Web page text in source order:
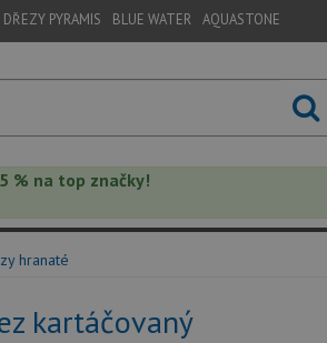
DŘEZY PYRAMIS BLUE WATER AQUASTONE
% na top značky!
hranaté
kartáčovaný